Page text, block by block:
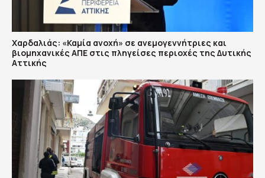
Χαρδαλιάς: «Καμία ανοχή» σε ανεμογεννήτριες και
βιομηχανικές ΑΠΕ στις πληγείσες περιοχές της Δυτικής
Αττικής